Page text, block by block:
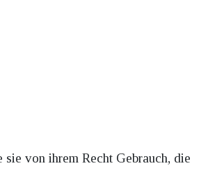
sie von ihrem Recht Gebrauch, die